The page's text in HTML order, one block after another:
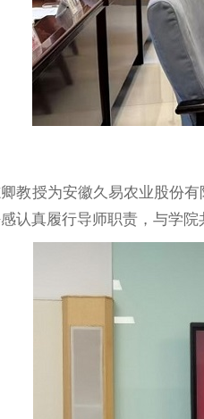
教授为安徽久易农业股份
认真履行导师职责，与学